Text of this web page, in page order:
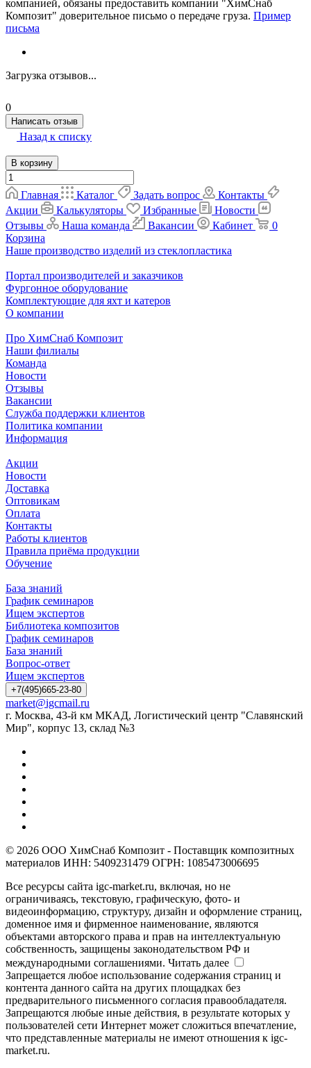
компанией, обязаны предоставить компании "ХимСнаб
Композит" доверительное письмо о передаче груза. Пример
письма
Загрузка отзывов...
0
Написать отзыв
Назад к списку
В корзину
Главная Каталог Задать вопрос
Контакты
Акции
Калькуляторы Избранные
Новости
Отзывы
Наша команда Вакансии Кабинет
0
Корзина
Наше производство изделий из стеклопластика
Портал производителей и заказчиков
Фургонное оборудование
Комплектующие для яхт и катеров
О компании
Про ХимСнаб Композит
Наши филиалы
Команда
Новости
Отзывы
Вакансии
Служба поддержки клиентов
Политика компании
Информация
Акции
Новости
Доставка
Оптовикам
Оплата
Контакты
Работы клиентов
Правила приёма продукции
Обучение
База знаний
График семинаров
Ищем экспертов
Библиотека композитов
График семинаров
База знаний
Вопрос-ответ
Ищем экспертов
+7(495)665-23-80
market@igcmail.ru
г. Москва, 43-й км МКАД, Логистический центр "Славянский
Мир", корпус 13, склад №3
© 2026 ООО ХимСнаб Композит - Поставщик композитных
материалов ИНН: 5409231479 ОГРН: 1085473006695
Все ресурсы сайта igc-market.ru, включая, но не
ограничиваясь, текстовую, графическую, фото- и
видеоинформацию, структуру, дизайн и оформление страниц,
доменное имя и фирменное наименование, являются
объектами авторского права и прав на интеллектуальную
собственность, защищены законодательством РФ и
международными соглашениями. Читать далее
Запрещается любое использование содержания страниц и
контента данного сайта на других площадках без
предварительного письменного согласия правообладателя.
Запрещаются любые иные действия, в результате которых у
пользователей сети Интернет может сложиться впечатление,
что представленные материалы не имеют отношения к igc-
market.ru.